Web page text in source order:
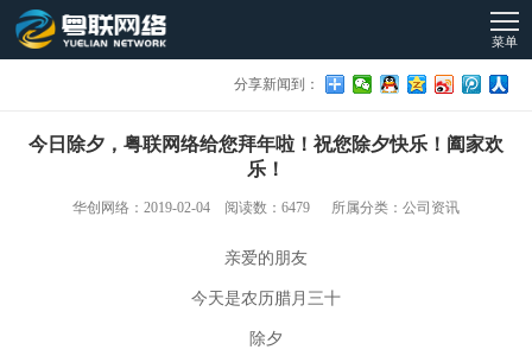
菜单
分享新闻到：
今日除夕，粤联网络给您拜年啦！祝您除夕快乐！阖家欢
乐！
华创网络：2019-02-04 阅读数：6479 所属分类：公司资讯
亲爱的朋友
今天是农历腊月三十
除夕